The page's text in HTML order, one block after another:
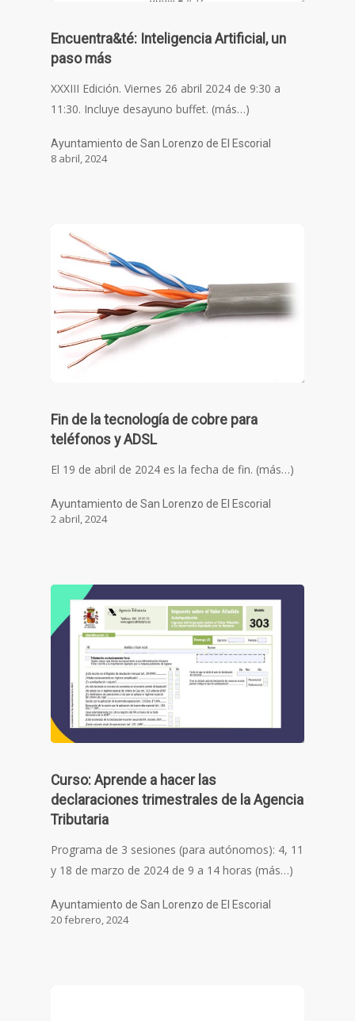
Encuentra&té: Inteligencia Artificial, un
paso más
XXXIII Edición. Viernes 26 abril 2024 de 9:30 a
11:30. Incluye desayuno buffet. (más…)
Ayuntamiento de San Lorenzo de El Escorial
8 abril, 2024
Fin de la tecnología de cobre para
teléfonos y ADSL
El 19 de abril de 2024 es la fecha de fin. (más…)
Ayuntamiento de San Lorenzo de El Escorial
2 abril, 2024
Curso: Aprende a hacer las
declaraciones trimestrales de la Agencia
Tributaria
Programa de 3 sesiones (para autónomos): 4, 11
y 18 de marzo de 2024 de 9 a 14 horas (más…)
Ayuntamiento de San Lorenzo de El Escorial
20 febrero, 2024